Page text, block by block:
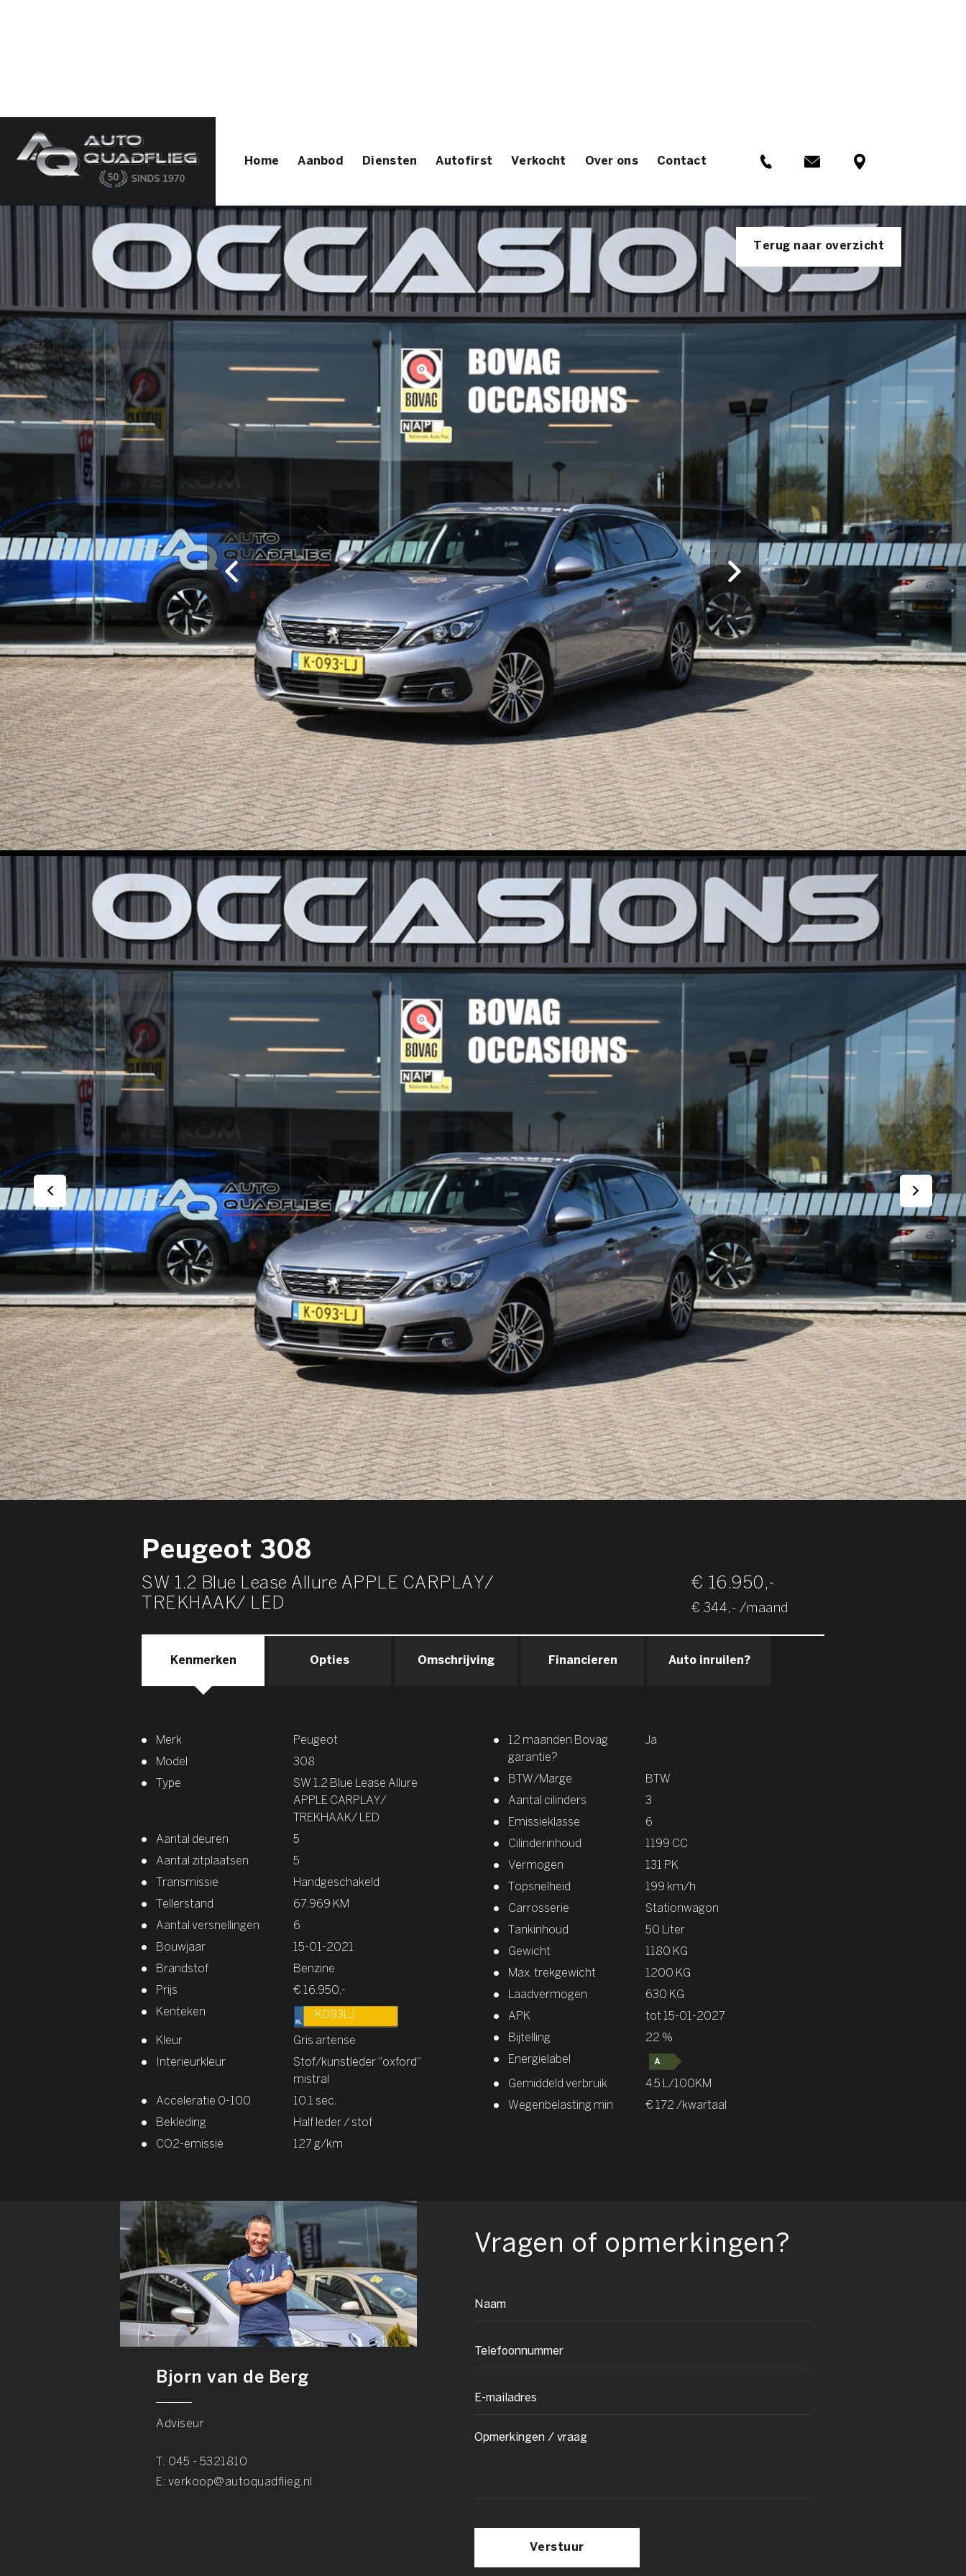
Home Aanbod Diensten Autofirst Verkocht Over ons Contact
Terug naar overzicht
Peugeot 308
SW 1.2 Blue Lease Allure APPLE CARPLAY/
TREKHAAK/ LED
€ 16.950,-
€ 344,- /maand
Kenmerken Opties Omschrijving Financieren Auto inruilen?
Merk
Peugeot
Model
308
Type
SW 1.2 Blue Lease Allure
APPLE CARPLAY/
TREKHAAK/ LED
Aantal deuren
5
Aantal zitplaatsen
5
Transmissie
Handgeschakeld
Tellerstand
67.969 KM
Aantal versnellingen
6
Bouwjaar
15-01-2021
Brandstof
Benzine
Prijs
€ 16.950,-
Kenteken
K093LJ
Kleur
Gris artense
Interieurkleur
Stof/kunstleder "oxford"
mistral
Acceleratie 0-100
10.1 sec.
Bekleding
Half leder / stof
CO2-emissie
127 g/km
12 maanden Bovag
garantie?
Ja
BTW/Marge
BTW
Aantal cilinders
3
Emissieklasse
6
Cilinderinhoud
1199 CC
Vermogen
131 PK
Topsnelheid
199 km/h
Carrosserie
Stationwagon
Tankinhoud
50 Liter
Gewicht
1180 KG
Max. trekgewicht
1200 KG
Laadvermogen
630 KG
APK
tot 15-01-2027
Bijtelling
22 %
Energielabel
Gemiddeld verbruik
4.5 L/100KM
Wegenbelasting min
€ 172 /kwartaal
Bjorn van de Berg
Adviseur
T: 045 - 5321810
E: verkoop@autoquadflieg.nl
Vragen of opmerkingen?
Verstuur